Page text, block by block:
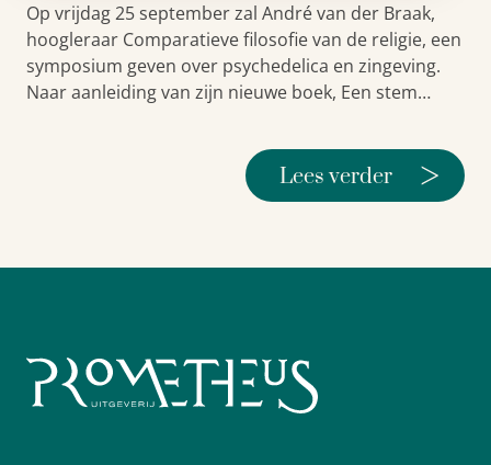
Op vrijdag 25 september zal André van der Braak,
hoogleraar Comparatieve filosofie van de religie, een
symposium geven over psychedelica en zingeving.
Naar aanleiding van zijn nieuwe boek, Een stem…
Lees verder >